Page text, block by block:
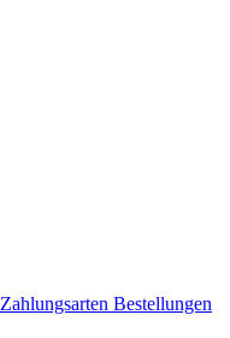
Zahlungsarten Bestellungen